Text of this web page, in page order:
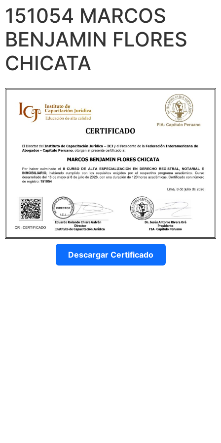
151054 MARCOS
BENJAMIN FLORES
CHICATA
Descargar Certificado